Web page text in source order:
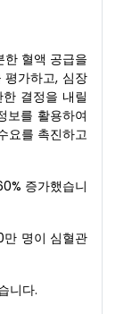
혈액 공급을
평가하고, 심장
결정을 내릴
보를 활용하여
요를 촉진하고
증가했습니
명이 심혈관
니다.